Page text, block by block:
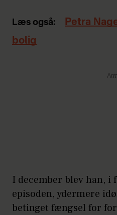
Læs også:
Petra
bolig
I december blev han, i
episoden, ydermere
betinget fængsel for